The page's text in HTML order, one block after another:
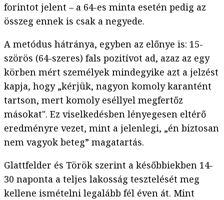
forintot jelent – a 64-es minta esetén pedig az
összeg ennek is csak a negyede.
A metódus hátránya, egyben az előnye is: 15-
szörös (64-szeres) fals pozitívot ad, azaz az egy
körben mért személyek mindegyike azt a jelzést
kapja, hogy „kérjük, nagyon komoly karantént
tartson, mert komoly eséllyel megfertőz
másokat". Ez viselkedésben lényegesen eltérő
eredményre vezet, mint a jelenlegi, „én biztosan
nem vagyok beteg” magatartás.
Glattfelder és Török szerint a későbbiekben 14-
30 naponta a teljes lakosság tesztelését meg
kellene ismételni legalább fél éven át. Mint